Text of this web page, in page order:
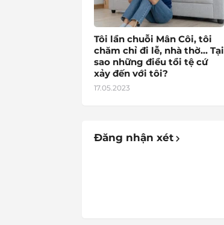
Tôi lần chuỗi Mân Côi, tôi
chăm chỉ đi lễ, nhà thờ… Tại
sao những điều tồi tệ cứ
xảy đến với tôi?
17.05.2023
Đăng nhận xét